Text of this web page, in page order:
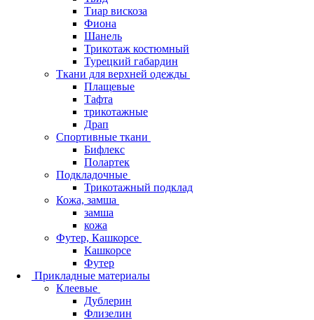
Тиар вискоза
Фиона
Шанель
Трикотаж костюмный
Турецкий габардин
Ткани для верхней одежды
Плащевые
Тафта
трикотажные
Драп
Спортивные ткани
Бифлекс
Полартек
Подкладочные
Трикотажный подклад
Кожа, замша
замша
кожа
Футер, Кашкорсе
Кашкорсе
Футер
Прикладные материалы
Клеевые
Дублерин
Флизелин